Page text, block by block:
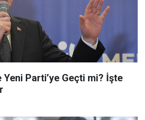
Parti’ye Geçti mi? İşte